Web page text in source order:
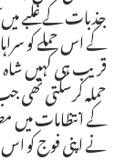
جذبات کے غلبے
کے اس حملے کو
قریب ہی کہیں
حملہ کرسکتی تھی
کے انتظامات میں
نے اپنی فوج کو